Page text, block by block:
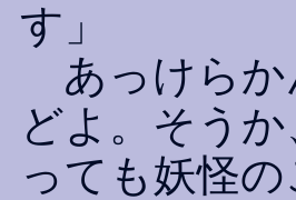
す」
あっけらか
どよ。そう
っても妖怪